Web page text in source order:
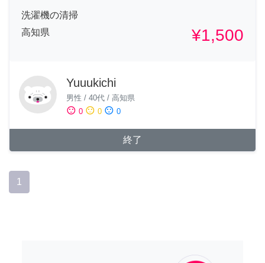
洗濯機の清掃
高知県
¥1,500
Yuuukichi
男性 / 40代 / 高知県
sentiment_satisfied 0 sentiment_neutral 0 sentiment_dissatisfied 0
終了
1